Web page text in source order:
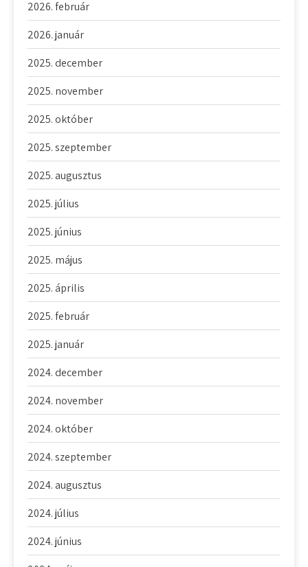
2026. február
2026. január
2025. december
2025. november
2025. október
2025. szeptember
2025. augusztus
2025. július
2025. június
2025. május
2025. április
2025. február
2025. január
2024. december
2024. november
2024. október
2024. szeptember
2024. augusztus
2024. július
2024. június